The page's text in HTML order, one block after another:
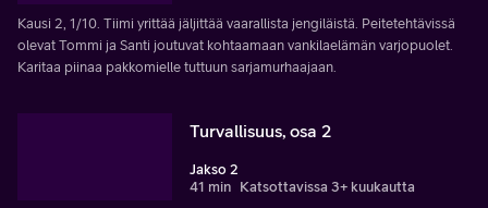
Kausi 2, 1/10. Tiimi yrittää jäljittää vaarallista jengiläistä. Peitetehtävissä
olevat Tommi ja Santi joutuvat kohtaamaan vankilaelämän varjopuolet.
Karitaa piinaa pakkomielle tuttuun sarjamurhaajaan.
Turvallisuus, osa 2
Jakso 2
41 min Katsottavissa 3+ kuukautta